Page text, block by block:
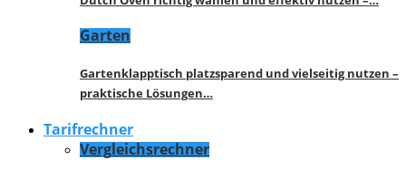
Garten
Gartenklapptisch platzsparend und vielseitig nutzen –
praktische Lösungen…
Tarifrechner
Vergleichsrechner